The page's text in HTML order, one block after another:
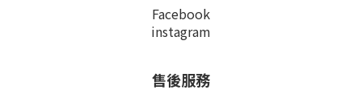
Facebook
instagram
售後服務